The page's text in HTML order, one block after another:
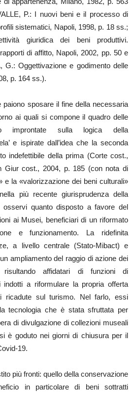
P.: I nuovi beni e il processo di
sistematici, Napoli, 1998, p. 18 ss.;
giuridica dei beni produttivi.
di affitto, Napoli, 2002, pp. 50 e
G.: Oggettivazione e godimento delle
p. 164 ss.).
sposare il fine della necessaria
ai quali si compone il quadro delle
improntate sulla logica della
e ispirate dall’idea che la seconda
indefettibile della prima (Corte cost.,
Giur cost., 2004, p. 185 (con nota di
e la «valorizzazione dei beni culturali»
più recente giurisprudenza della
osservi quanto disposto a favore del
ai Musei, beneficiari di un riformato
e funzionamento. La ridefinita
a livello centrale (Stato-Mibact) e
ampliamento del raggio di azione dei
affidatari di funzioni di
indotti a riformulare la propria offerta
ricadute sul turismo. Nel farlo, essi
tecnologia che è stata sfruttata per
di divulgazione di collezioni museali
è goduto nei giorni di chiusura per il
19.
più fronti: quello della conservazione
in particolare di beni sottratti